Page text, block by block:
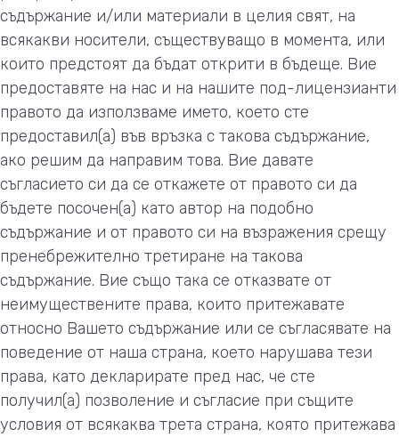
съдържание и/или материали в целия свят, на
всякакви носители, съществуващо в момента, или
които предстоят да бъдат открити в бъдеще. Вие
предоставяте на нас и на нашите под-лицензианти
правото да използваме името, което сте
предоставил(а) във връзка с такова съдържание,
ако решим да направим това. Вие давате
съгласието си да се откажете от правото си да
бъдете посочен(а) като автор на подобно
съдържание и от правото си на възражения срещу
пренебрежително третиране на такова
съдържание. Вие също така се отказвате от
неимуществените права, които притежавате
относно Вашето съдържание или се съгласявате на
поведение от наша страна, което нарушава тези
права, като декларирате пред нас, че сте
получил(а) позволение и съгласие при същите
условия от всякаква трета страна, която притежава